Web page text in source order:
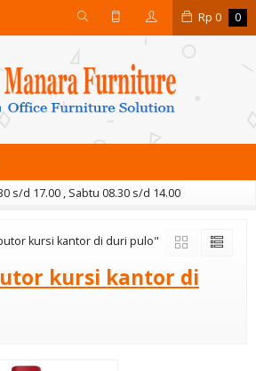
Rp 0 0
s/d 17.00 , Sabtu 08.30 s/d 14.00
kursi kantor di duri pulo"
kursi kantor di